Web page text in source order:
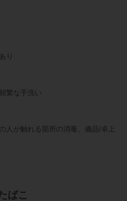
り
頻繁な手洗い
人が触れる箇所の消毒
備品/卓上
ばこ